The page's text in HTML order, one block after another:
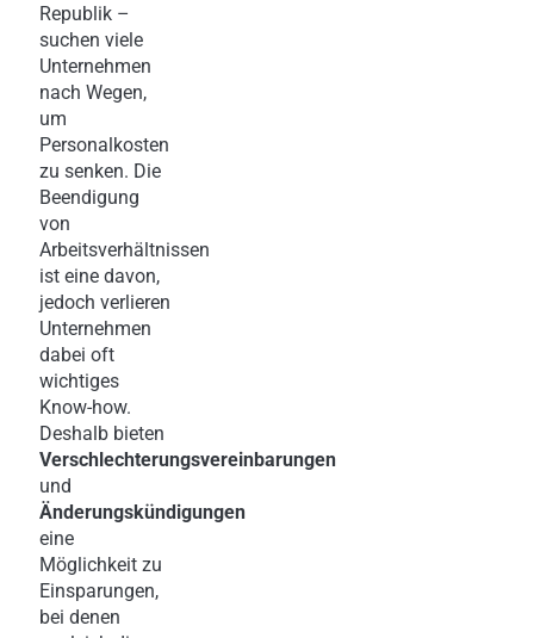
Republik –
suchen viele
Unternehmen
nach Wegen,
um
Personalkosten
zu senken. Die
Beendigung
von
Arbeitsverhältnissen
ist eine davon,
jedoch verlieren
Unternehmen
dabei oft
wichtiges
Know-how.
Deshalb bieten
Verschlechterungsvereinbarungen
und
Änderungskündigungen
eine
Möglichkeit zu
Einsparungen,
bei denen